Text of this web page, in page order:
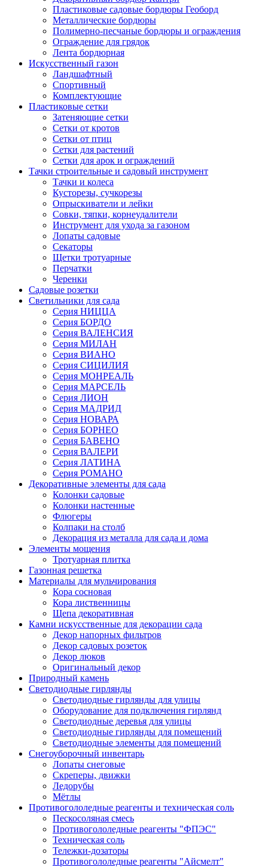
Пластиковые садовые бордюры Геоборд
Металлические бордюры
Полимерно-песчаные бордюры и ограждения
Ограждение для грядок
Лента бордюрная
Искусственный газон
Ландшафтный
Спортивный
Комплектующие
Пластиковые сетки
Затеняющие сетки
Сетки от кротов
Сетки от птиц
Сетки для растений
Сетки для арок и ограждений
Тачки строительные и садовый инструмент
Тачки и колеса
Кусторезы, сучкорезы
Опрыскиватели и лейки
Совки, тяпки, корнеудалители
Инструмент для ухода за газоном
Лопаты садовые
Секаторы
Щетки тротуарные
Перчатки
Черенки
Садовые розетки
Светильники для сада
Серия НИЦЦА
Серия БОРДО
Серия ВАЛЕНСИЯ
Серия МИЛАН
Серия ВИАНО
Серия СИЦИЛИЯ
Серия МОНРЕАЛЬ
Серия МАРСЕЛЬ
Серия ЛИОН
Серия МАДРИД
Серия НОВАРА
Серия БОРНЕО
Серия БАВЕНО
Серия ВАЛЕРИ
Серия ЛАТИНА
Серия РОМАНО
Декоративные элементы для сада
Колонки садовые
Колонки настенные
Флюгеры
Колпаки на столб
Декорация из металла для сада и дома
Элементы мощения
Тротуарная плитка
Газонная решетка
Материалы для мульчирования
Кора сосновая
Кора лиственницы
Щепа декоративная
Камни искусственные для декорации сада
Декор напорных фильтров
Декор садовых розеток
Декор люков
Оригинальный декор
Природный камень
Светодиодные гирлянды
Светодиодные гирлянды для улицы
Оборудование для подключения гирлянд
Светодиодные деревья для улицы
Светодиодные гирлянды для помещений
Светодиодные элементы для помещений
Снегоуборочный инвентарь
Лопаты снеговые
Скреперы, движки
Ледорубы
Мётлы
Противогололедные реагенты и техническая соль
Пескосоляная смесь
Противогололедные реагенты "ФПЭС"
Техническая соль
Тележки-дозаторы
Противогололедные реагенты "Айсмелт"